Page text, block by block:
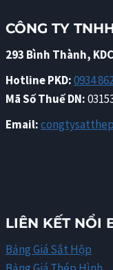
CÔNG TY
293 Bình Thành,
Hotline PKD:0934
Mã Số Thuế DN:
Email:
LIÊN KẾT NỔI
Bảng Giá Sắt Hộp